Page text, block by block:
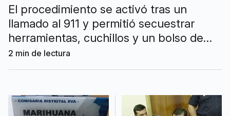
El procedimiento se activó tras un
llamado al 911 y permitió secuestrar
herramientas, cuchillos y un bolso de
reparto. Uno de los imputados
registraba un pedido de captura previo
2 min de lectura